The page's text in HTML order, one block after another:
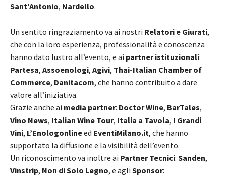
Sant’Antonio, Nardello.
Un sentito ringraziamento va ai nostri Relatori e Giurati,
che con la loro esperienza, professionalità e conoscenza
hanno dato lustro all’evento, e ai partner istituzionali:
Partesa, Assoenologi, Agivi, Thai-Italian Chamber of
Commerce, Danitacom, che hanno contribuito a dare
valore all’iniziativa.
Grazie anche ai media partner: Doctor Wine, BarTales,
Vino News, Italian Wine Tour, Italia a Tavola, I Grandi
Vini, L’Enologonlineed EventiMilano.it, che hanno
supportato la diffusione e la visibilità dell’evento.
Un riconoscimento va inoltre ai Partner Tecnici: Sanden,
Vinstrip, Non di Solo Legno, e agli Sponsor: